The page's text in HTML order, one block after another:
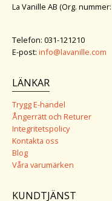
La Vanille AB (Org.
Telefon: 031-121210
E-post: info@lavanille.com
LÄNKAR
Trygg E-handel
Ångerrätt och Returer
Integritetspolicy
Kontakta oss
Blog
Våra varumärken
KUNDTJÄNST